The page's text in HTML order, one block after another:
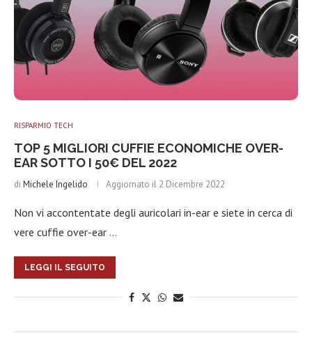
RISPARMIO TECH
TOP 5 MIGLIORI CUFFIE ECONOMICHE OVER-
EAR SOTTO I 50€ DEL 2022
di Michele Ingelido Aggiornato il 2 Dicembre 2022
Non vi accontentate degli auricolari in-ear e siete in cerca di
vere cuffie over-ear …
LEGGI IL SEGUITO